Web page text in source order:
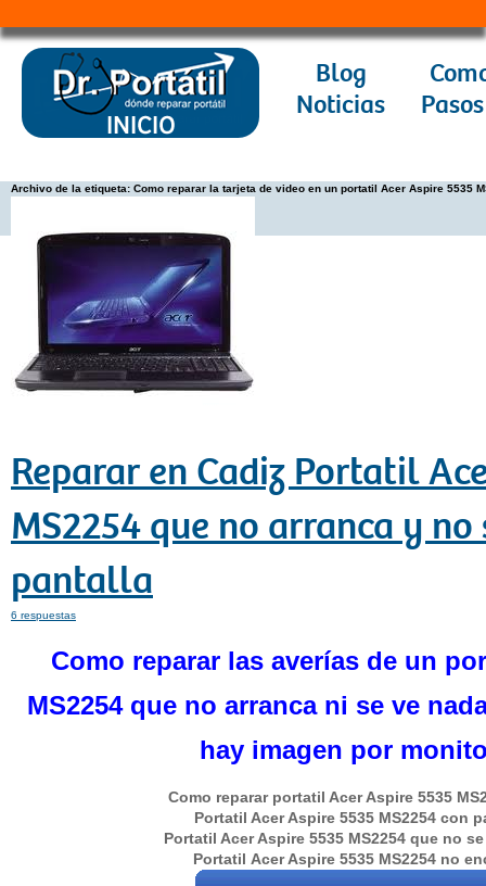
Blog
Noticias
Archivo de la etiqueta: Como reparar la tarjeta de video en un portatil Acer Aspire 5535
Reparar en Cadiz Portatil
MS2254 que no arranca y
pantalla
6 respuestas
Como reparar las averías de un
MS2254 que no arranca ni se ve
hay imagen por
Como reparar portatil Acer Aspire 5535
Portatil Acer Aspire 5535 MS2254 con
Portatil Acer Aspire 5535 MS2254 que no
Portatil Acer Aspire 5535 MS2254 no